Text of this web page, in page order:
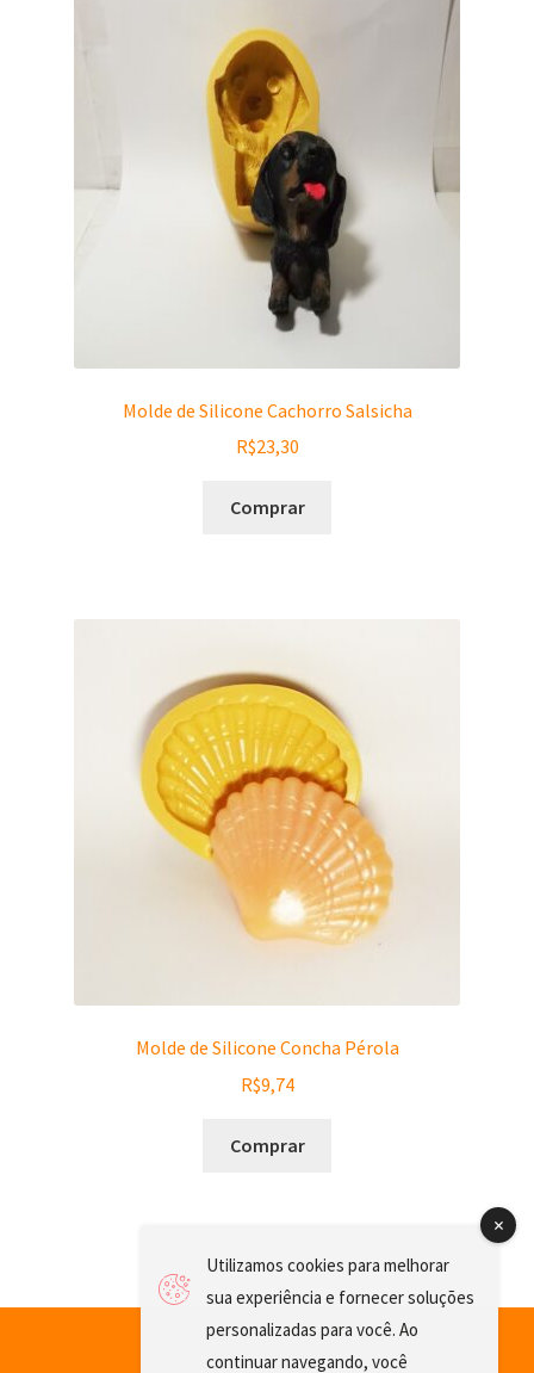
Molde de Silicone Cachorro Salsicha
R$23,30
Comprar
Molde de Silicone Concha Pérola
R$9,74
Comprar
Utilizamos cookies para melhorar
sua experiência e fornecer soluções
personalizadas para você. Ao
continuar navegando, você